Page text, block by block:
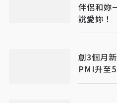
伴侶和妳
說愛妳！
創3個月
PMI升至